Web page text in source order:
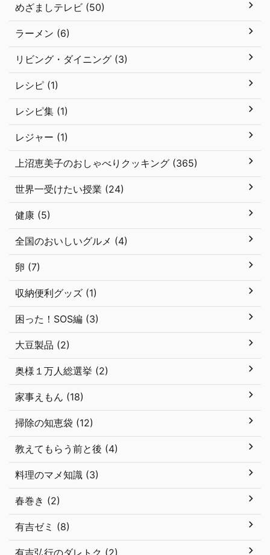
めざましテレビ (50)
ラーメン (6)
リビング・ダイニング (3)
レシピ (1)
レシピ集 (1)
レジャー (1)
上沼恵美子のおしゃべりクッキング (365)
世界一受けたい授業 (24)
健康 (5)
全国のおいしいグルメ (4)
卵 (7)
収納便利グッズ (1)
困った！SOS編 (3)
大豆製品 (2)
奥様１万人総選挙 (2)
家事えもん (18)
掃除の知恵袋 (12)
教えてもらう前と後 (4)
料理のマメ知識 (3)
春巻き (2)
有吉ゼミ (8)
有吉弘行のダレトク (2)